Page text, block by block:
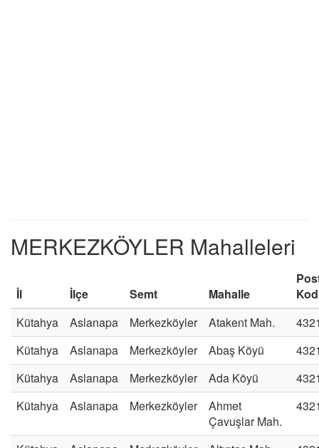
MERKEZKÖYLER Mahalleleri
İl İlçe Semt Mahalle
Kütahya
Aslanapa Merkezköyler Atakent Mah.
Kütahya
Aslanapa Merkezköyler Abaş Köyü
Kütahya
Aslanapa Merkezköyler Ada Köyü
Kütahya
Aslanapa Merkezköyler
Ahmet
Çavuşlar Mah.